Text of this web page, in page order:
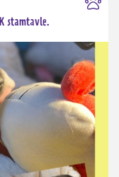
stamtavle.